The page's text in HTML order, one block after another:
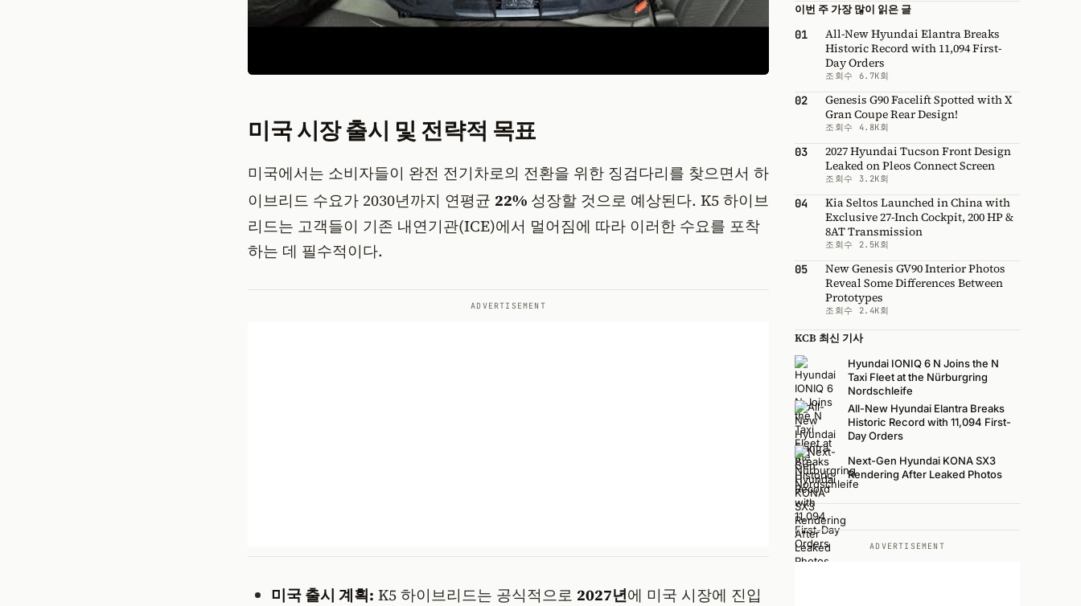
미국 시장 출시 및 전략적 목표
미국에서는 소비자들이 완전 전기차로의 전환을 위한 징검다리를 찾으면서 하
이브리드 수요가 2030년까지 연평균 22% 성장할 것으로 예상된다. K5 하이브
리드는 고객들이 기존 내연기관(ICE)에서 멀어짐에 따라 이러한 수요를 포착
하는 데 필수적이다.
ADVERTISEMENT
미국 출시 계획: K5 하이브리드는 공식적으로 2027년에 미국 시장에 진입
이번 주 가장 많이 읽은 글
01
All-New Hyundai Elantra Breaks
Historic Record with 11,094 First-
Day Orders
조회수 6.7K회
02
Genesis G90 Facelift Spotted with X
Gran Coupe Rear Design!
조회수 4.8K회
03
2027 Hyundai Tucson Front Design
Leaked on Pleos Connect Screen
조회수 3.2K회
04
Kia Seltos Launched in China with
Exclusive 27-Inch Cockpit, 200 HP &
8AT Transmission
조회수 2.5K회
05
New Genesis GV90 Interior Photos
Reveal Some Differences Between
Prototypes
조회수 2.4K회
KCB 최신 기사
Hyundai IONIQ 6 N Joins the N
Taxi Fleet at the Nürburgring
Nordschleife
All-New Hyundai Elantra Breaks
Historic Record with 11,094 First-
Day Orders
Next-Gen Hyundai KONA SX3
Rendering After Leaked Photos
ADVERTISEMENT